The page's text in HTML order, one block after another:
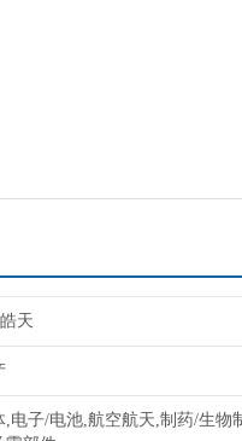
天
,电子/电池,航空航天,制药/生物